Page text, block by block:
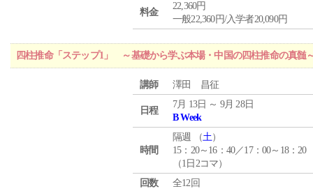
料金
22,360円
一般22,360円/入学者20,090円
四柱推命「ステップ1」 ～基礎から学ぶ本場・中国の四柱推命の真髄
講師 澤田 昌征
日程
7月 13日 ～ 9月 28日
B Week
時間
隔週 （土）
15：20～16：40／17：00～18：20
（1日2コマ）
回数
全12回